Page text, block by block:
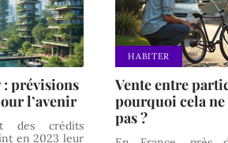
prévisions
l’avenir
des crédits
en 2023 leur
HABITER
Vente entre
pourquoi cela
pas ?